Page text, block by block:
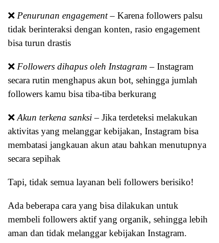
❌ Penurunan engagement– Karena followers palsu
tidak berinteraksi dengan konten, rasio engagement
bisa turun drastis
❌ Followers dihapus oleh Instagram– Instagram
secara rutin menghapus akun bot, sehingga jumlah
followers kamu bisa tiba-tiba berkurang
❌Akun terkena sanksi– Jika terdeteksi melakukan
aktivitas yang melanggar kebijakan, Instagram bisa
membatasi jangkauan akun atau bahkan menutupnya
secara sepihak
Tapi, tidak semua layanan beli followers berisiko!
Ada beberapa cara yang bisa dilakukan untuk
membeli followers aktif yang organik, sehingga lebih
aman dan tidak melanggar kebijakan Instagram.